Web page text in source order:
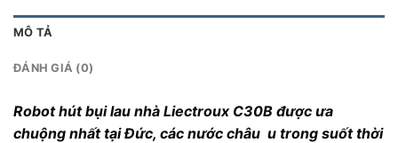
MÔ TẢ
ĐÁNH GIÁ (0)
Robot hút bụi lau nhà Liectroux C30B được ưa
chuộng nhất tại Đức, các nước châu u trong suốt thời